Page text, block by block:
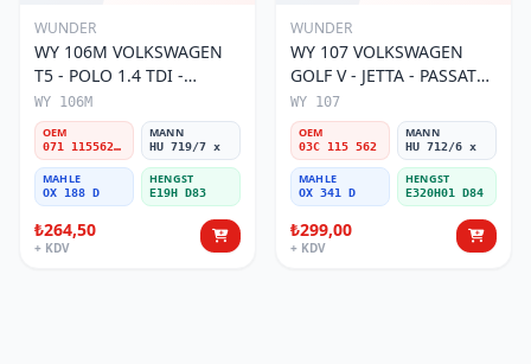
WUNDER
WY 106M VOLKSWAGEN
T5 - POLO 1.4 TDI -
PASSAT- JETTA 071 115562
A Yağ Filtresi
WY 106M
OEM
071 115562 A
MANN
HU 719/7 x
MAHLE
OX 188 D
HENGST
E19H D83
₺264,50
+ KDV
WUNDER
WY 107 VOLKSWAGEN
GOLF V - JETTA - PASSAT
1.6 FSI BENZİNLİ 03C 115
562 Yağ Filtresi
WY 107
OEM
03C 115 562
MANN
HU 712/6 x
MAHLE
OX 341 D
HENGST
E320H01 D84
₺299,00
+ KDV